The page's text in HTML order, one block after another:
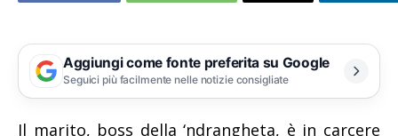
Aggiungi come fonte preferita su Google
Seguici più facilmente nelle notizie consigliate
Il marito, boss della ‘ndrangheta, è in carcere